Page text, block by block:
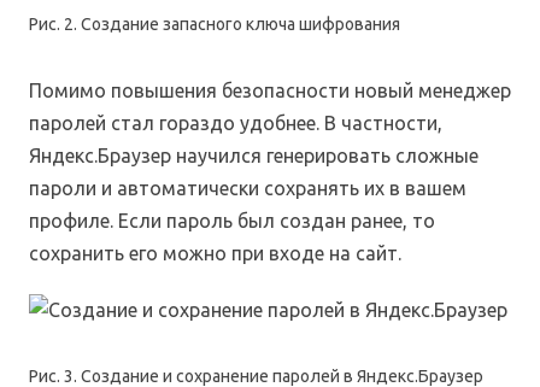
Рис. 2. Создание запасного ключа шифрования
Помимо повышения безопасности новый менеджер
паролей стал гораздо удобнее. В частности,
Яндекс.Браузер научился генерировать сложные
пароли и автоматически сохранять их в вашем
профиле. Если пароль был создан ранее, то
сохранить его можно при входе на сайт.
Рис. 3. Создание и сохранение паролей в Яндекс.Браузер